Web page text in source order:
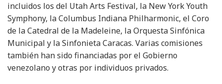
incluidos los del Utah Arts Festival, la New York Youth
Symphony, la Columbus Indiana Philharmonic, el Coro
de la Catedral de la Madeleine, la Orquesta Sinfónica
Municipal y la Sinfonieta Caracas. Varias comisiones
también han sido financiadas por el Gobierno
venezolano y otras por individuos privados.